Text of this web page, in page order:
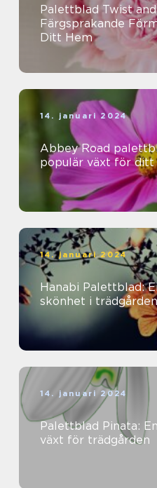
Palettblad Twist
Färgsprakande
Ditt Hem
14. januari 2024
Abbey Road
populär växt för ditt
14. januari 2024
Hanabi Palettblad:
skönhet i trädgården
14. januari 2024
Palettblad Pinata:
växt för trädgården